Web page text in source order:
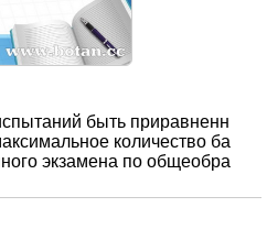
быть приравненн
количество ба
экзамена по общеобра